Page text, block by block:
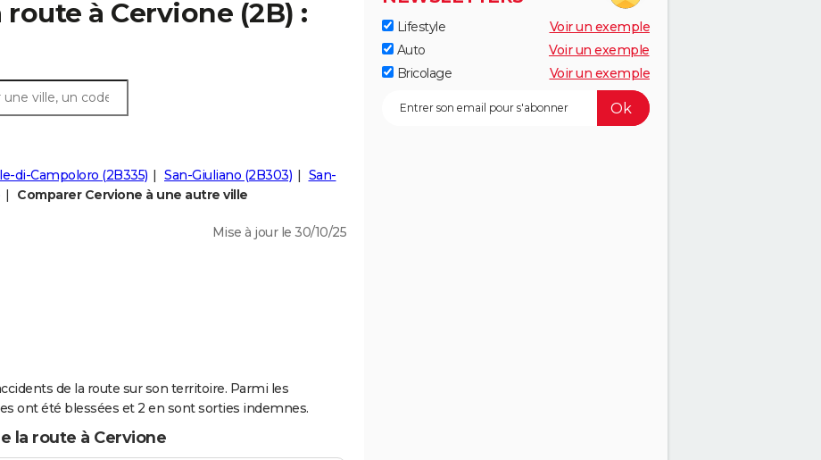
à Cervione (2B) :
di-Campoloro (2B335) San-Giuliano (2B303)
San-
Comparer Cervione à une autre ville
Mise à jour le 30/10/25
de la route sur son territoire. Parmi les
ont été blessées et 2 en sont sorties indemnes.
la route à Cervione
Lifestyle
Voir un exemple
Auto
Voir un exemple
Bricolage
Voir un exemple